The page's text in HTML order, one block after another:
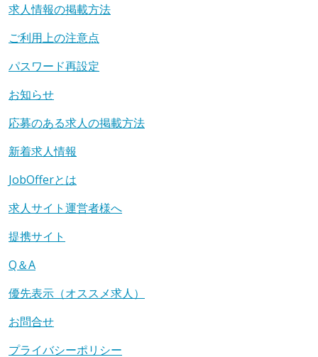
求人情報の掲載方法
ご利用上の注意点
パスワード再設定
お知らせ
応募のある求人の掲載方法
新着求人情報
JobOfferとは
求人サイト運営者様へ
提携サイト
Q＆A
優先表示（オススメ求人）
お問合せ
プライバシーポリシー